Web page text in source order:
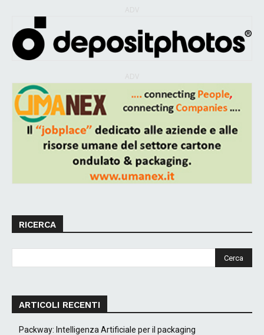
RICERCA
ARTICOLI RECENTI
Packway: Intelligenza Artificiale per il packaging